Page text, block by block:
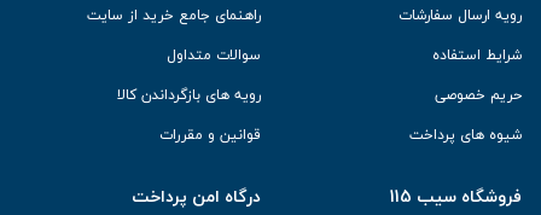
رویه ارسال سفارشات
شرایط استفاده
حریم خصوصی
شیوه های پرداخت
راهنمای جامع خرید از سایت
سوالات متداول
رویه های بازگرداندن کالا
قوانین و مقررات
فروشگاه سیب 115 درگاه امن پرداخت